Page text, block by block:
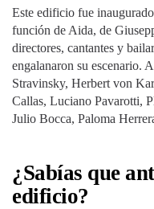
Este edificio fue
función de Aida, de
directores, cantantes y
engalanaron su escenario.
Stravinsky, Herbert von
Callas, Luciano Pavarotti,
Julio Bocca, Paloma
¿Sabías que
edificio?